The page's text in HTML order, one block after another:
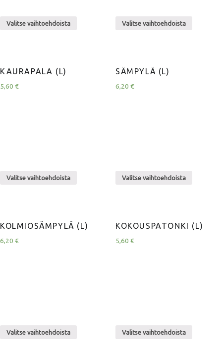
Valitse vaihtoehdoista Valitse vaihtoehdoista
KAURAPALA (L)
5,60 €
Valitse vaihtoehdoista
SÄMPYLÄ (L)
6,20 €
Valitse vaihtoehdoista
KOLMIOSÄMPYLÄ (L)
6,20 €
Valitse vaihtoehdoista
KOKOUSPATONKI (L)
5,60 €
Valitse vaihtoehdoista